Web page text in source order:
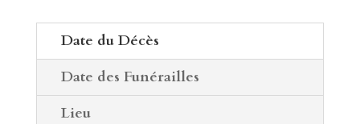
Date du Décès
Date des Funérailles
Lieu